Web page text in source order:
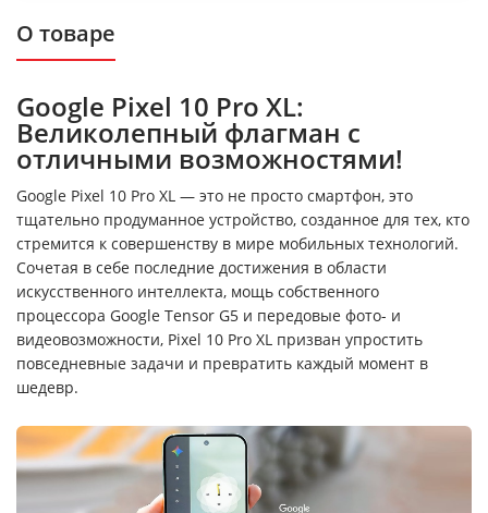
О товаре
Google Pixel 10 Pro XL:
Великолепный флагман с
отличными возможностями!
Google Pixel 10 Pro XL — это не просто смартфон, это
тщательно продуманное устройство, созданное для тех, кто
стремится к совершенству в мире мобильных технологий.
Сочетая в себе последние достижения в области
искусственного интеллекта, мощь собственного
процессора Google Tensor G5 и передовые фото- и
видеовозможности, Pixel 10 Pro XL призван упростить
повседневные задачи и превратить каждый момент в
шедевр.